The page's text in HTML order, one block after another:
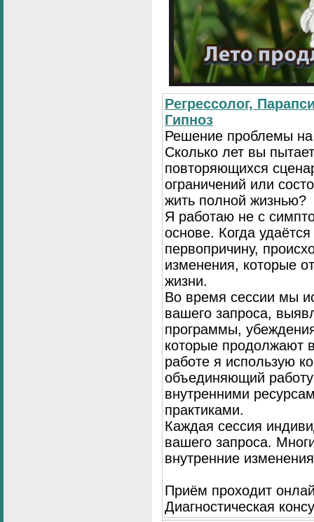
Регрессолог,
Гипноз
Решение проблемы на
Сколько лет вы
повторяющихся
ограничений или
жить полной жизнью?
Я работаю не с
основе. Когда
первопричину,
изменения, которые
жизни.
Во время сессии мы
вашего запроса,
программы,
которые продолжают
работе я использую
объединяющий
внутренними
практиками.
Каждая сессия
вашего запроса.
внутренние
Приём проходит
Диагностическая